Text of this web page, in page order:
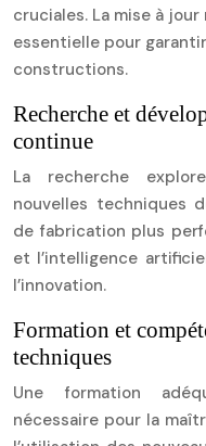
cruciales. La mise à
essentielle pour
constructions.
Recherche et
continue
La recherche
nouvelles techniques
de fabrication plus
et l’intelligence
l’innovation.
Formation et
techniques
Une formation
nécessaire pour la